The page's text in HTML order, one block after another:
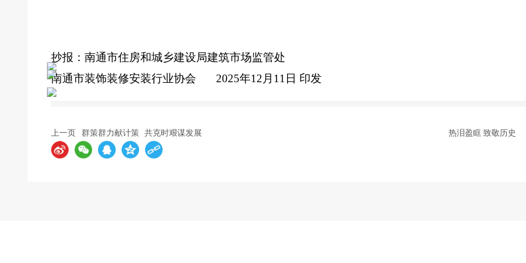
抄报：南通市住房和城乡建设局建筑市场监管处
南通市装饰装修安装行业协会
2025年1 2 月 11 日 印发
上一页 群策群力献计策 共克时艰谋发展 热泪盈眶 致敬历史